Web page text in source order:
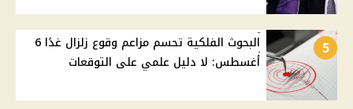
5
البحوث الفلكية تحسم مزاعم وقوع زلزال غدًا 6
أغسطس: لا دليل علمي على التوقعات